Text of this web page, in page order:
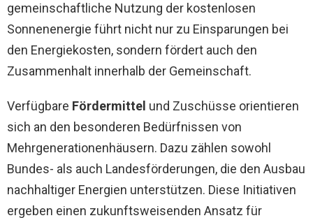
gemeinschaftliche Nutzung der kostenlosen
Sonnenenergie führt nicht nur zu Einsparungen bei
den Energiekosten, sondern fördert auch den
Zusammenhalt innerhalb der Gemeinschaft.
Verfügbare Fördermittel und Zuschüsse orientieren
sich an den besonderen Bedürfnissen von
Mehrgenerationenhäusern. Dazu zählen sowohl
Bundes- als auch Landesförderungen, die den Ausbau
nachhaltiger Energien unterstützen. Diese Initiativen
ergeben einen zukunftsweisenden Ansatz für